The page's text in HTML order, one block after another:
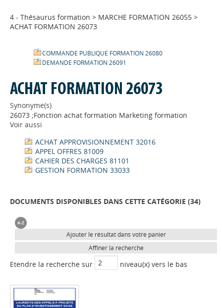
4 - Thésaurus formation > MARCHE FORMATION 26055 >
ACHAT FORMATION 26073
COMMANDE PUBLIQUE FORMATION 26080
DEMANDE FORMATION 26091
ACHAT FORMATION 26073
Synonyme(s)
26073 ;Fonction achat formation Marketing formation
Voir aussi
ACHAT APPROVISIONNEMENT 32016
APPEL OFFRES 81009
CAHIER DES CHARGES 81101
GESTION FORMATION 33033
DOCUMENTS DISPONIBLES DANS CETTE CATÉGORIE (34)
Ajouter le résultat dans votre panier
Affiner la recherche
Etendre la recherche sur niveau(x) vers le bas